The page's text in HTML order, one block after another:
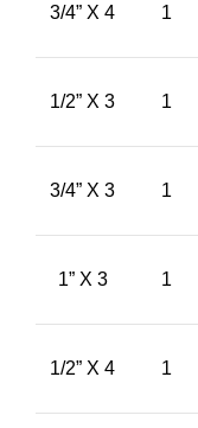
3/4” X 4 1
1/2” X 3 1
3/4” X 3 1
1” X 3 1
1/2” X 4 1